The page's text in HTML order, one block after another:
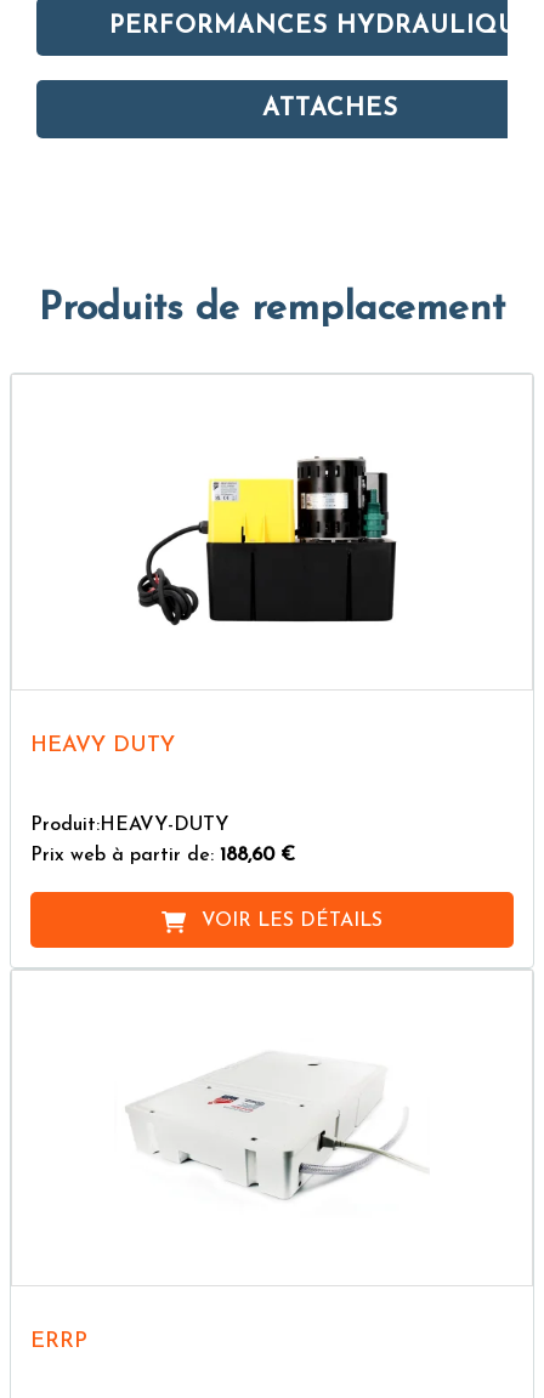
PERFORMANCES
ATTACHES
Produits de remplacement
HEAVY DUTY
Produit:HEAVY-DUTY
Prix web à partir de: 188,60 €
VOIR LES DÉTAILS
ERRP